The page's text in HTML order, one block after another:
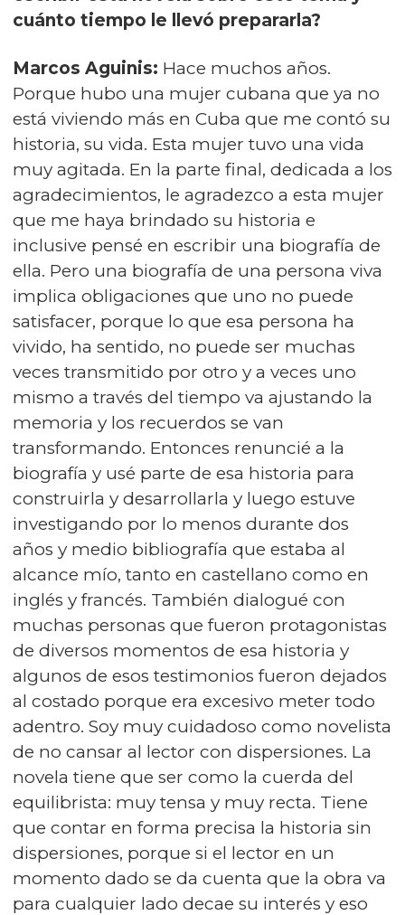
cuánto tiempo le llevó prepararla?
Marcos Aguinis: Hace muchos años.
Porque hubo una mujer cubana que ya no
está viviendo más en Cuba que me contó su
historia, su vida. Esta mujer tuvo una vida
muy agitada. En la parte final, dedicada a los
agradecimientos, le agradezco a esta mujer
que me haya brindado su historia e
inclusive pensé en escribir una biografía de
ella. Pero una biografía de una persona viva
implica obligaciones que uno no puede
satisfacer, porque lo que esa persona ha
vivido, ha sentido, no puede ser muchas
veces transmitido por otro y a veces uno
mismo a través del tiempo va ajustando la
memoria y los recuerdos se van
transformando. Entonces renuncié a la
biografía y usé parte de esa historia para
construirla y desarrollarla y luego estuve
investigando por lo menos durante dos
años y medio bibliografía que estaba al
alcance mío, tanto en castellano como en
inglés y francés. También dialogué con
muchas personas que fueron protagonistas
de diversos momentos de esa historia y
algunos de esos testimonios fueron dejados
al costado porque era excesivo meter todo
adentro. Soy muy cuidadoso como novelista
de no cansar al lector con dispersiones. La
novela tiene que ser como la cuerda del
equilibrista: muy tensa y muy recta. Tiene
que contar en forma precisa la historia sin
dispersiones, porque si el lector en un
momento dado se da cuenta que la obra va
para cualquier lado decae su interés y eso